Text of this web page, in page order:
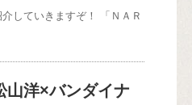
していきますぞ！ 「ＮＡＲ
山洋×バンダイナ